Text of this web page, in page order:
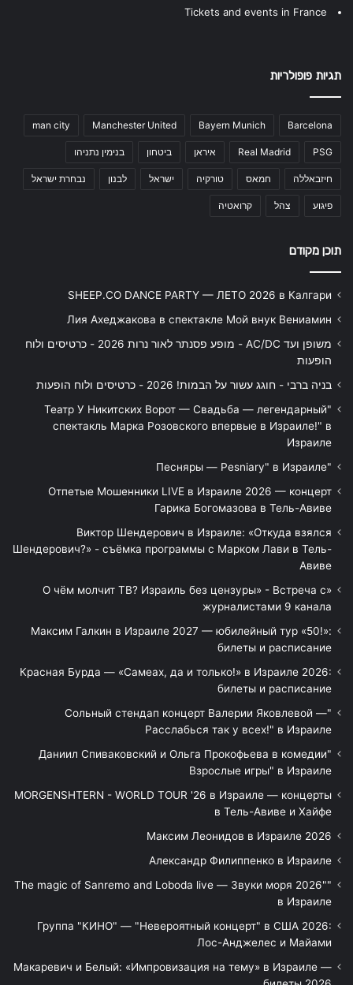
Tickets and events in France
תגיות פופולריות
Barcelona
Bayern Munich
Manchester United
man city
PSG
Real Madrid איראן ביטחון בנימין נתניהו
חיזבאללה חמאס טורקיה ישראל לבנון נבחרת ישראל
פיגוע צהל קרואטיה
תוכן מקודם
SHEEP.CO DANCE PARTY — ЛЕТО 2026 в Калгари
Лия Ахеджакова в спектакле Мой внук Вениамин
משופן ועד AC/DC - מופע פסנתר לאור נרות 2026 - כרטיסים ולוח
הופעות
בניה ברבי - חוגג עשור על הבמות! 2026 - כרטיסים ולוח הופעות
"Театр У Никитских Ворот — Свадьба — легендарный
спектакль Марка Розовского впервые в Израиле!" в
Израиле
"Песняры — Pesniary" в Израиле
Отпетые Мошенники LIVE в Израиле 2026 — концерт
Гарика Богомазова в Тель-Авиве
Виктор Шендерович в Израиле: «Откуда взялся
Шендерович?» - съёмка программы с Марком Лави в Тель-
Авиве
«О чём молчит ТВ? Израиль без цензуры» - Встреча с
журналистами 9 канала
Максим Галкин в Израиле 2027 — юбилейный тур «50!»:
билеты и расписание
Красная Бурда — «Самеах, да и только!» в Израиле 2026:
билеты и расписание
"Сольный стендап концерт Валерии Яковлевой —
Расслабься так у всех!" в Израиле
"Даниил Спиваковский и Ольга Прокофьева в комедии
Взрослые игры" в Израиле
MORGENSHTERN - WORLD TOUR '26 в Израиле — концерты
в Тель-Авиве и Хайфе
Максим Леонидов в Израиле 2026
Александр Филиппенко в Израиле
"The magic of Sanremo and Loboda live — Звуки моря 2026"
в Израиле
Группа "КИНО" — "Невероятный концерт" в США 2026:
Лос-Анджелес и Майами
Макаревич и Белый: «Импровизация на тему» в Израиле —